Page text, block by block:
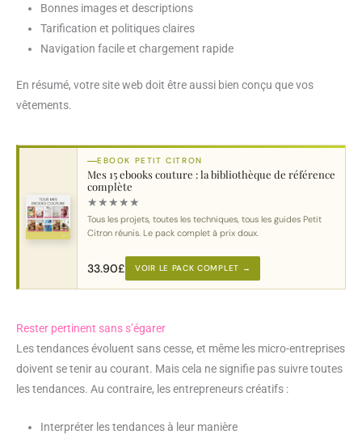
Bonnes images et descriptions
Tarification et politiques claires
Navigation facile et chargement rapide
En résumé, votre site web doit être aussi bien conçu que vos
vêtements.
EBOOK PETIT CITRON
Mes 15 ebooks couture : la bibliothèque de référence
complète
★★★★★
Tous les projets, toutes les techniques, tous les guides Petit
Citron réunis. Le pack complet à prix doux.
33.90£ VOIR LE PACK COMPLET →
Rester pertinent sans s’égarer
Les tendances évoluent sans cesse, et même les micro-entreprises
doivent se tenir au courant. Mais cela ne signifie pas suivre toutes
les tendances. Au contraire, les entrepreneurs créatifs :
Interpréter les tendances à leur manière